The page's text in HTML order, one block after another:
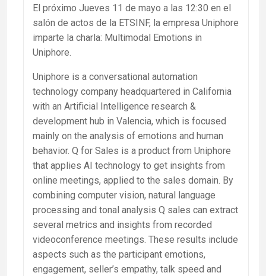
El próximo Jueves 11 de mayo a las 12:30 en el
salón de actos de la ETSINF, la empresa Uniphore
imparte la charla: Multimodal Emotions in
Uniphore.
Uniphore is a conversational automation
technology company headquartered in California
with an Artificial Intelligence research &
development hub in Valencia, which is focused
mainly on the analysis of emotions and human
behavior. Q for Sales is a product from Uniphore
that applies AI technology to get insights from
online meetings, applied to the sales domain. By
combining computer vision, natural language
processing and tonal analysis Q sales can extract
several metrics and insights from recorded
videoconference meetings. These results include
aspects such as the participant emotions,
engagement, seller’s empathy, talk speed and